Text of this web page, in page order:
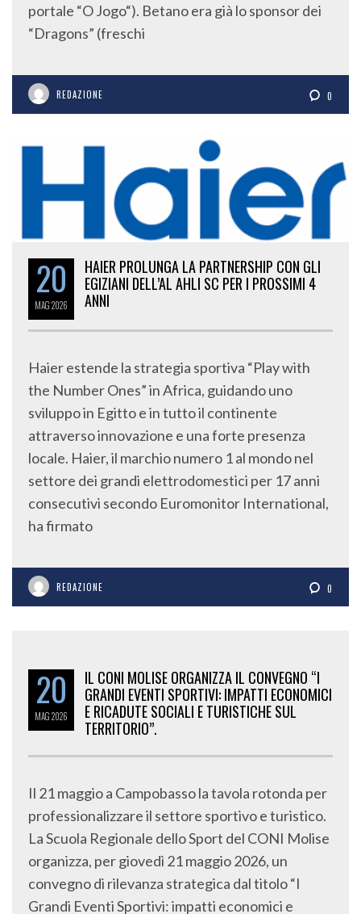
portale “O Jogo“). Betano era già lo sponsor dei
“Dragons” (freschi
REDAZIONE 0
20
MAG2026
HAIER PROLUNGA LA PARTNERSHIP CON GLI
EGIZIANI DELL’AL AHLI SC PER I PROSSIMI 4
ANNI
Haier estende la strategia sportiva “Play with
the Number Ones” in Africa, guidando uno
sviluppo in Egitto e in tutto il continente
attraverso innovazione e una forte presenza
locale. Haier, il marchio numero 1 al mondo nel
settore dei grandi elettrodomestici per 17 anni
consecutivi secondo Euromonitor International,
ha firmato
REDAZIONE 0
20
MAG2026
IL CONI MOLISE ORGANIZZA IL CONVEGNO “I
GRANDI EVENTI SPORTIVI: IMPATTI ECONOMICI
E RICADUTE SOCIALI E TURISTICHE SUL
TERRITORIO”.
Il 21 maggio a Campobasso la tavola rotonda per
professionalizzare il settore sportivo e turistico.
La Scuola Regionale dello Sport del CONI Molise
organizza, per giovedì 21 maggio 2026, un
convegno di rilevanza strategica dal titolo “I
Grandi Eventi Sportivi: impatti economici e